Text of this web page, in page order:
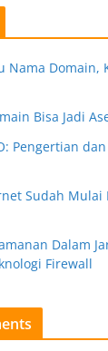
Nama Domain,
Bisa Jadi
Pengertian
Sudah Mulai
Dalam
Firewall